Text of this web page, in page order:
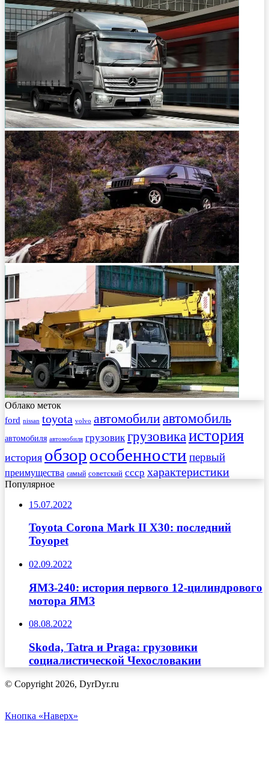
Облако меток
ford nissan toyota volvo автомобилиавтомобиль
автомобиля автомобиля грузовик грузовикаистория
история обзорособенности первый
преимущества самый советский ссср характеристики
Популярное
15.07.2022
Toyota Corona Mark II Х30: последний
Toyopet
02.09.2022
ЯМЗ-240: история первого 12-цилиндрового
мотора ЯМЗ
08.08.2022
Skoda, Tatra и Praga: грузовики
социалистической Чехословакии
© Copyright 2026, DyrDyr.ru
Кнопка «Наверх»